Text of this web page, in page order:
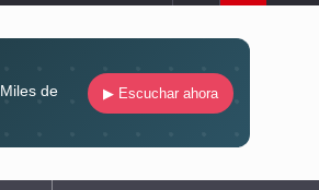
Miles de
▶ Escuchar ahora